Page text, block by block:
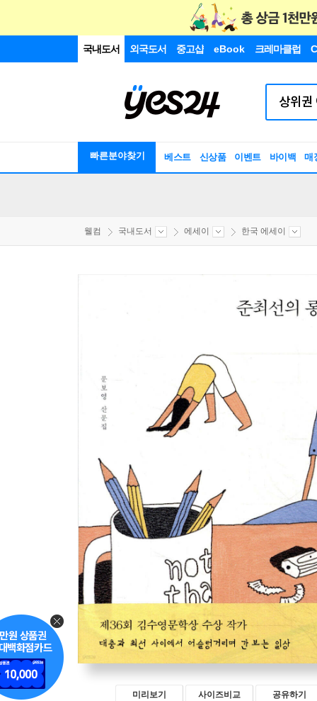
국내도서 외국도서 중고샵 eBook 크레마클럽
빠른분야찾기 베스트 신상품 이벤트 바이백 매
웰컴 국내도서 에세이 한국 에세이
미리보기 사이즈비교 공유하기